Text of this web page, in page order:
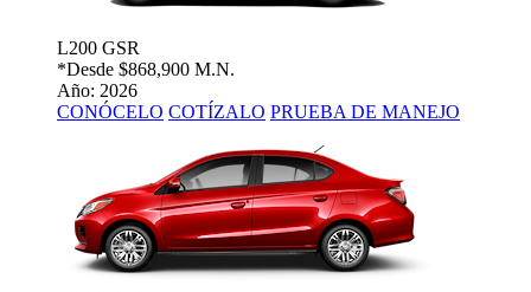
L200 GSR
*Desde $868,900 M.N.
Año: 2026
CONÓCELO COTÍZALO PRUEBA DE MANEJO